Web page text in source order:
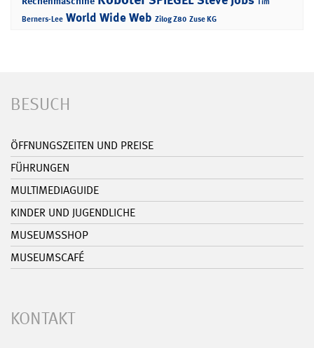
Berners-Lee World Wide Web Zilog Z80 Zuse KG
BESUCH
ÖFFNUNGSZEITEN UND PREISE
FÜHRUNGEN
MULTIMEDIAGUIDE
KINDER UND JUGENDLICHE
MUSEUMSSHOP
MUSEUMSCAFÉ
KONTAKT